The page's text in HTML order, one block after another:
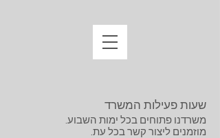
שעות פעילות המשרד
משרדנו פתוחים בכל ימות השבוע.
מוזמנים ליצור קשר בכל עת.